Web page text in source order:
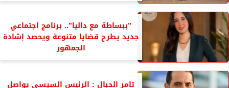
”ببساطة مع داليا”.. برنامج اجتماعي
جديد يطرح قضايا متنوعة ويحصد إشادة
الجمهور
تامر الحبال : الرئيس السيسي يواصل